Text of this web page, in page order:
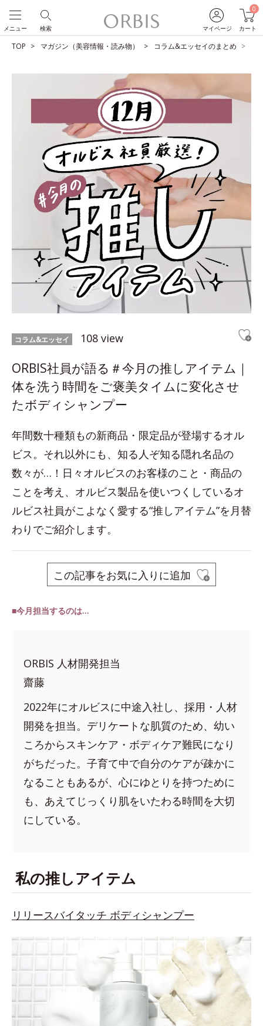
マイページ
0
カート
検索
メニュー
TOP マガジン（美容情報・読み物） コラム&エッセイのまとめ
コラム&エッセイ 108 view
ORBIS社員が語る＃今月の推しアイテム｜
体を洗う時間をご褒美タイムに変化させ
たボディシャンプー
年間数十種類もの新商品・限定品が登場するオル
ビス。それ以外にも、知る人ぞ知る隠れ名品の
数々が…！日々オルビスのお客様のこと・商品の
ことを考え、オルビス製品を使いつくしているオ
ルビス社員がこよなく愛する“推しアイテム”を月替
わりでご紹介します。
この記事をお気に入りに追加
■今月担当するのは…
ORBIS 人材開発担当
齋藤
2022年にオルビスに中途入社し、採用・人材
開発を担当。デリケートな肌質のため、幼い
ころからスキンケア・ボディケア難民になり
がちだった。子育て中で自分のケアが疎かに
なることもあるが、心にゆとりを持つために
も、あえてじっくり肌をいたわる時間を大切
にしている。
私の推しアイテム
リリースバイタッチ ボディシャンプー